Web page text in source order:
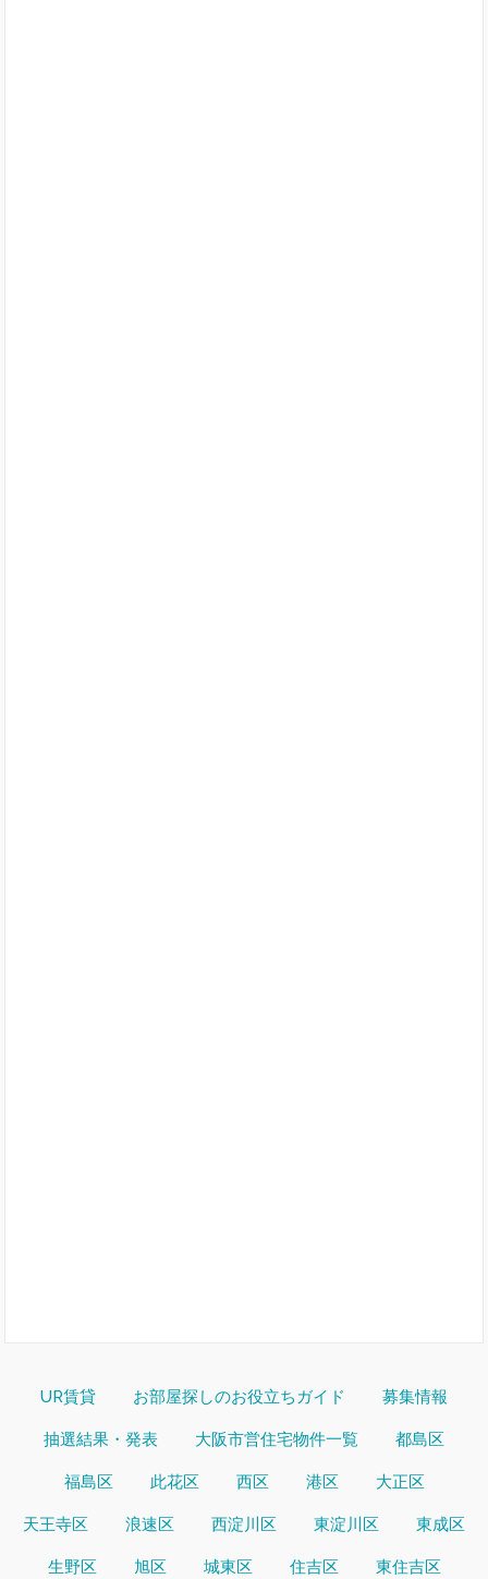
UR賃貸 お部屋探しのお役立ちガイド 募集情報
抽選結果・発表 大阪市営住宅物件一覧 都島区
福島区 此花区 西区 港区 大正区
天王寺区 浪速区 西淀川区 東淀川区 東成区
生野区 旭区 城東区 住吉区 東住吉区